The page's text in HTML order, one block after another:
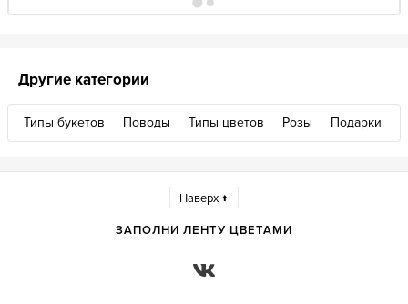
Другие категории
Типы букетов Поводы Типы цветов Розы Подарки
ЗАПОЛНИ ЛЕНТУ ЦВЕТАМИ
Наверх ↑